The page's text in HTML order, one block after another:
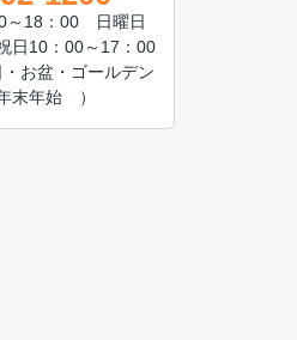
～18：00 日曜日
日10：00～17：00
・お盆・ゴールデン
末年始 ）